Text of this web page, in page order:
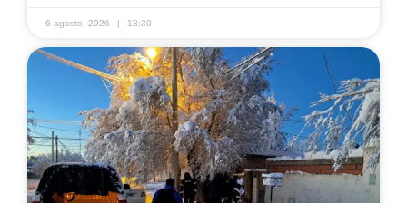
6 agosto, 2026 18:30